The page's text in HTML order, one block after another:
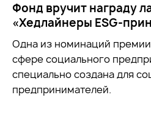
Фонд вручит награду
«Хедлайнеры ESG-
Одна из номинаций
сфере социального
специально создана для
предпринимателей.